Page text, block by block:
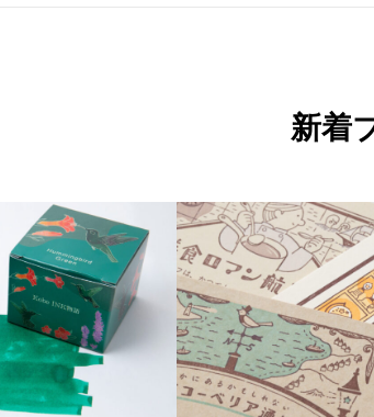
新着